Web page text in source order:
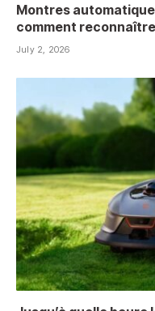
Montres
comment
July 2, 2026